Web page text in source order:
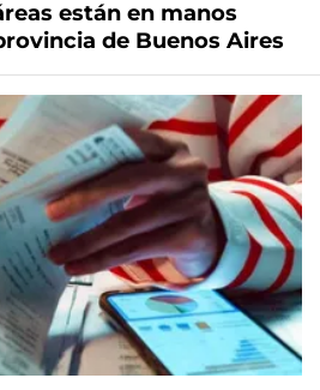
están en manos
de Buenos Aires